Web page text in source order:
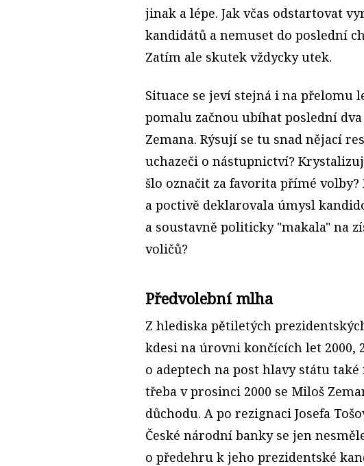
jinak a lépe. Jak včas odstartovat
kandidátů a nemuset do poslední
Zatím ale skutek vždycky utek.
Situace se jeví stejná i na přelomu
pomalu začnou ubíhat poslední
Zemana. Rýsují se tu snad nějací
uchazeči o nástupnictví?
šlo označit za favorita přímé
a poctivě deklarovala úmysl
a soustavně politicky "makala" na
voličů?
Předvolební mlha
Z hlediska pětiletých
kdesi na úrovni končících let 2000,
o adeptech na post hlavy státu
třeba v prosinci 2000 se Miloš
důchodu. A po rezignaci Josefa
České národní banky se jen
o předehru k jeho prezidentské